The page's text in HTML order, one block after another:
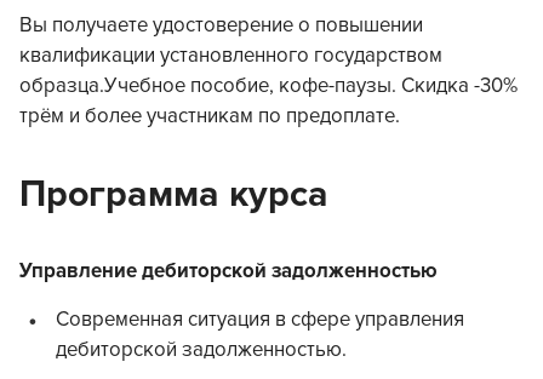
Вы получаете удостоверение о повышении
квалификации установленного государством
образца.Учебное пособие, кофе-паузы. Скидка -30%
трём и более участникам по предоплате.
Программа курса
Управление дебиторской задолженностью
Современная ситуация в сфере управления
дебиторской задолженностью.